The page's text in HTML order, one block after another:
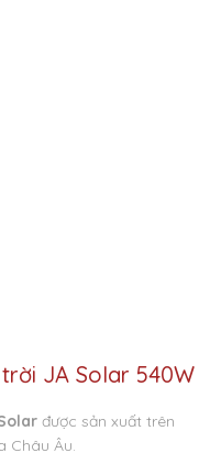
JA Solar 540W
được sản xuất trên
Châu Âu.